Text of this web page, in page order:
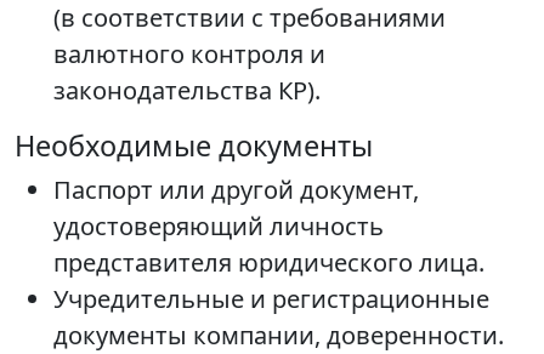
(в соответствии с требованиями
валютного контроля и
законодательства КР).
Необходимые документы
Паспорт или другой документ,
удостоверяющий личность
представителя юридического лица.
Учредительные и регистрационные
документы компании, доверенности.